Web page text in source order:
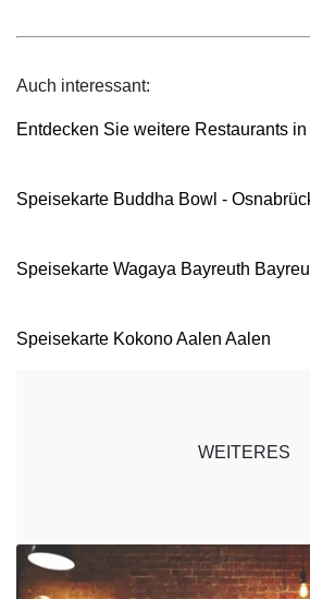
Auch interessant:
Entdecken Sie weitere Restaurants
Speisekarte Buddha Bowl -
Speisekarte Wagaya Bayreuth
Speisekarte Kokono Aalen Aalen
WEITERES